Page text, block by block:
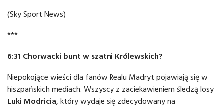
(Sky Sport News)
***
6:31 Chorwacki bunt w szatni Królewskich?
Niepokojące wieści dla fanów Realu Madryt pojawiają się w
hiszpańskich mediach. Wszyscy z zaciekawieniem śledzą losy
Luki Modricia, który wydaje się zdecydowany na